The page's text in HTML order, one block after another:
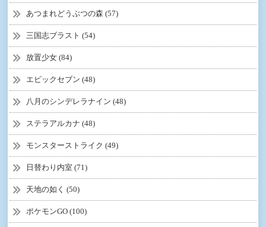
あつまれどうぶつの森 (57)
三国志ブラスト (54)
放置少女 (84)
エピックセブン (48)
八月のシンデレラナイン (48)
ステラアルカナ (48)
モンスターストライク (49)
日替わり内室 (71)
天地の如く (50)
ポケモンGO (100)